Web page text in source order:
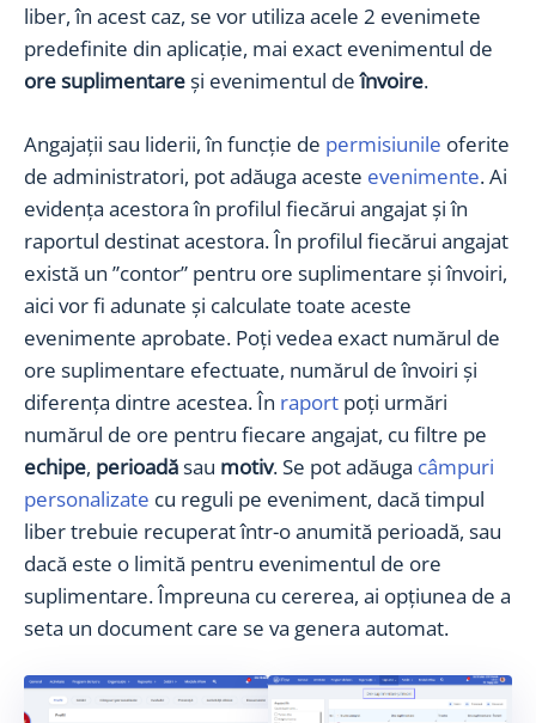
liber, în acest caz, se vor utiliza acele 2 evenimete
predefinite din aplicație, mai exact evenimentul de
ore suplimentareși evenimentul deînvoire.
Angajații sau liderii, în funcție de permisiunile oferite
de administratori, pot adăuga aceste evenimente. Ai
evidența acestora în profilul fiecărui angajat și în
raportul destinat acestora. În profilul fiecărui angajat
există un ”contor” pentru ore suplimentare și învoiri,
aici vor fi adunate și calculate toate aceste
evenimente aprobate. Poți vedea exact numărul de
ore suplimentare efectuate, numărul de învoiri și
diferența dintre acestea. În raport poți urmări
numărul de ore pentru fiecare angajat, cu filtre pe
echipe, perioadăsau motiv. Se pot adăuga câmpuri
personalizate cu reguli pe eveniment, dacă timpul
liber trebuie recuperat într-o anumită perioadă, sau
dacă este o limită pentru evenimentul de ore
suplimentare. Împreuna cu cererea, ai opțiunea de a
seta un document care se va genera automat.